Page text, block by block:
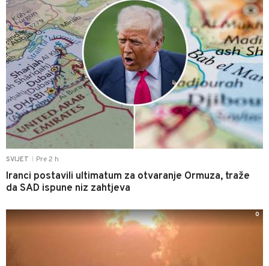
SVIJET Pre 2 h
Iranci postavili ultimatum za otvaranje Ormuza, traže
da SAD ispune niz zahtjeva
0